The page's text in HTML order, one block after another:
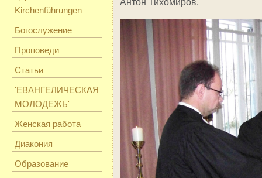
Kirchenführungen
Богослужение
Проповеди
Статьи
'ЕВАНГЕЛИЧЕСКАЯ
МОЛОДЕЖЬ'
Женская работа
Диакония
Образование
Антон Тихомиров.